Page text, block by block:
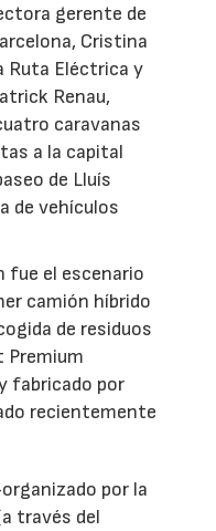
gerente de
Cristina
Ruta Eléctrica y
Renau,
caravanas
a la capital
de Lluís
de vehículos
fue el escenario
camión híbrido
de residuos
Premium
fabricado por
recientemente
por la
través del